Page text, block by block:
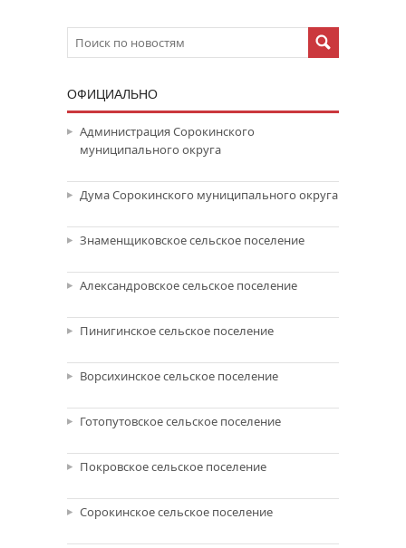
ОФИЦИАЛЬНО
Администрация Сорокинского
муниципального округа
Дума Сорокинского муниципального округа
Знаменщиковское сельское поселение
Александровское сельское поселение
Пинигинское сельское поселение
Ворсихинское сельское поселение
Готопутовское сельское поселение
Покровское сельское поселение
Сорокинское сельское поселение